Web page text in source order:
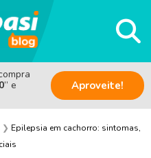
” e
Aproveite!
❯ Epilepsia em cachorro: sintomas,